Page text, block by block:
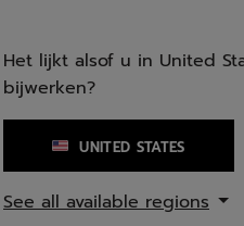
Het lijkt alsof u in United
bijwerken?
UNITED STATES
See all available regions